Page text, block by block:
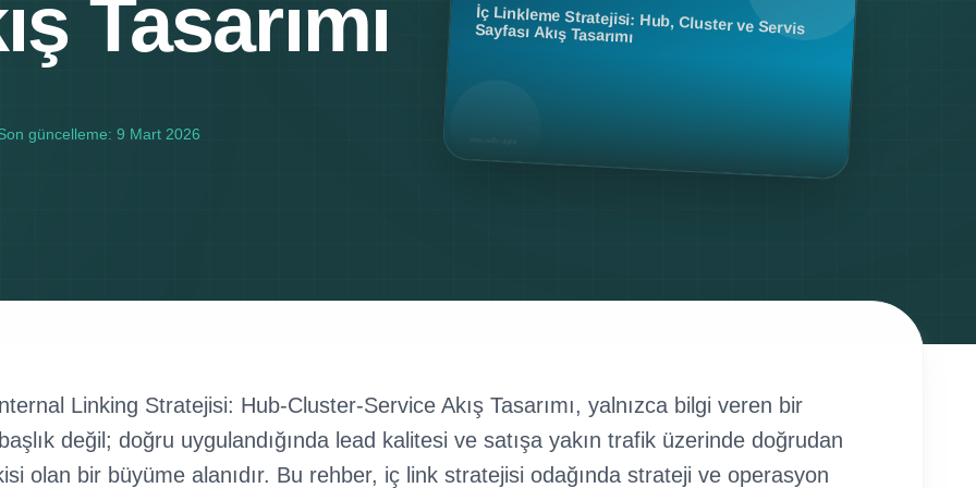
Tasarımı
güncelleme: 9 Mart 2026
Linking Stratejisi: Hub-Cluster-Service Akış Tasarımı, yalnızca bilgi veren bir
değil; doğru uygulandığında lead kalitesi ve satışa yakın trafik üzerinde doğrudan
olan bir büyüme alanıdır. Bu rehber, iç link stratejisi odağında strateji ve operasyon